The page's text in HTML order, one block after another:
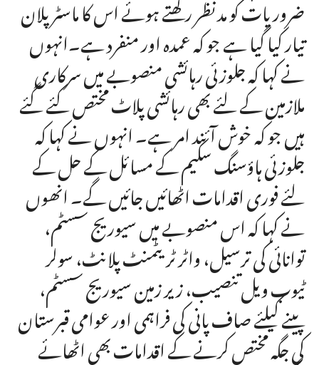
ضروریات کو مد نظر رکھتے ہوئے اس کا ماسٹر پلان
تیار کیا گیا ہے جو کہ عمدہ اور منفرد ہے۔انہوں
نے کہا کہ جلوزئی رہائشی منصوبے میں سرکاری
ملازمین کے لئے بھی رہائشی پلاٹ مختص کئے گئے
ہیں جو کہ خوش آئند امر ہے۔ انہوں نے کہا کہ
جلوزئی ہاؤسنگ سکیم کے مسائل کے حل کے
لئے فوری اقدامات اٹھائیں جائیں گے۔ انھوں
نے کہا کہ اس منصوبے میں سیوریج سسٹم،
توانائی کی ترسیل، واٹر ٹریٹمنٹ پلانٹ، سولر
ٹیوب ویل تنصیب، زیر زمین سیوریج سسٹم،
پینے کیلئے صاف پانی کی فراہمی اور عوامی قبرستان
کی جگہ مختص کرنے کے اقدامات بھی اٹھائے